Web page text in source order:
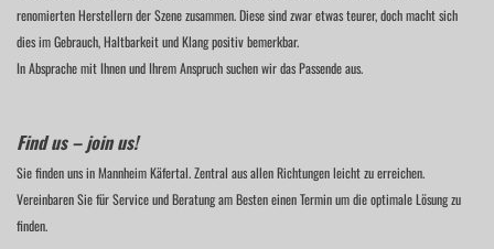
renomierten Herstellern der Szene zusammen. Diese sind zwar etwas teurer, doch macht sich
dies im Gebrauch, Haltbarkeit und Klang positiv bemerkbar.
In Absprache mit Ihnen und Ihrem Anspruch suchen wir das Passende aus.
Find us – join us!
Sie finden uns in Mannheim Käfertal. Zentral aus allen Richtungen leicht zu erreichen.
Vereinbaren Sie für Service und Beratung am Besten einen Termin um die optimale Lösung zu
finden.